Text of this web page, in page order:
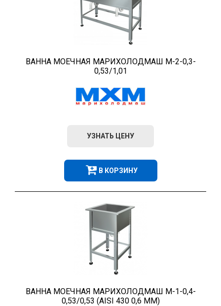
ВАННА МОЕЧНАЯ МАРИХОЛОДМАШ М-2-0,3-
0,53/1,01
УЗНАТЬ ЦЕНУ
В КОРЗИНУ
ВАННА МОЕЧНАЯ МАРИХОЛОДМАШ М-1-0,4-
0,53/0,53 (AISI 430 0,6 ММ)